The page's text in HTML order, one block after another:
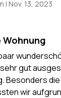
| Nov. 13, 2023
Wohnung
gut
Besonders die
wir